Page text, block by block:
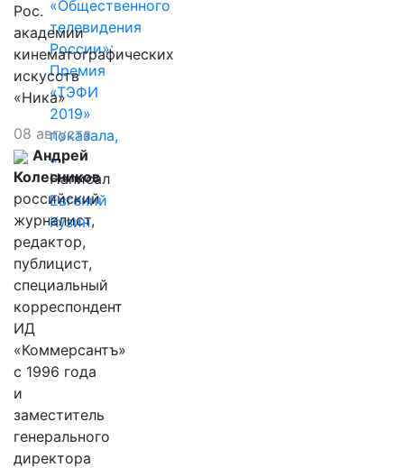
«Общественного
телевидения
России»:
Премия
«ТЭФИ
2019»
показала,
…
Написал
Евгений
Кузин
Рос.
академии
кинематографических
искусств
«Ника»
08 августа
Андрей
Колесников
российский
журналист,
редактор,
публицист,
специальный
корреспондент
ИД
«Коммерсантъ»
с 1996 года
и
заместитель
генерального
директора